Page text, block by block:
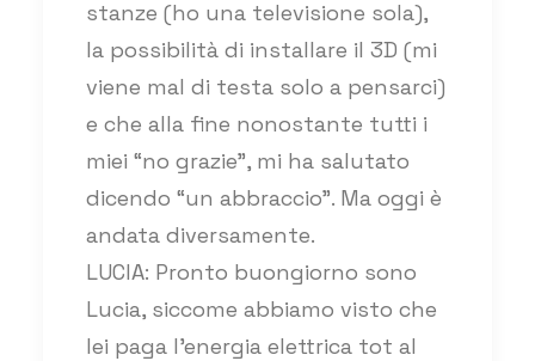
stanze (ho una televisione sola),
la possibilità di installare il 3D (mi
viene mal di testa solo a pensarci)
e che alla fine nonostante tutti i
miei “no grazie”, mi ha salutato
dicendo “un abbraccio”. Ma oggi è
andata diversamente.
LUCIA: Pronto buongiorno sono
Lucia, siccome abbiamo visto che
lei paga l’energia elettrica tot al